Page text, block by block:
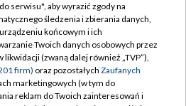
TVP
TVP
prywatności
Moje zgody
serwisu", aby wyrazić zgody na
śledzenia i zbierania danych,
końcowym i ich
Twoich danych osobowych przez
likwidacji (zwaną dalej również „TVP”),
firm) oraz pozostałych Zaufanych
marketingowych (w tym do
reklam do Twoich zainteresowań i